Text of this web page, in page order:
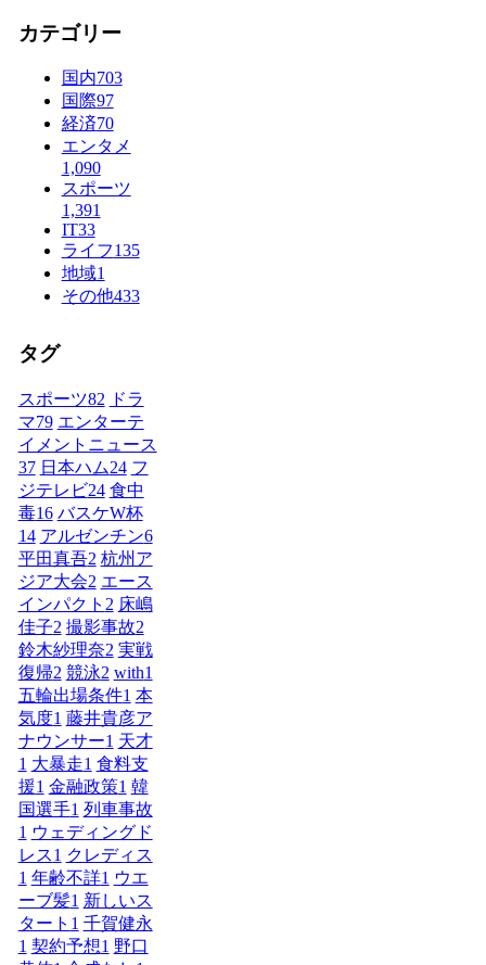
カテゴリー
国内703
国際97
経済70
エンタメ
1,090
スポーツ
1,391
IT33
ライフ135
地域1
その他433
タグ
スポーツ82 ドラ
マ79 エンターテ
イメントニュース
37 日本ハム24 フ
ジテレビ24 食中
毒16 バスケW杯
14 アルゼンチン6
平田真吾2 杭州ア
ジア大会2 エース
インパクト 2 床嶋
佳子2 撮影事故2
鈴木紗理奈2 実戦
復帰2 競泳2 with1
五輪出場条件1 本
気度1 藤井貴彦ア
ナウンサー1 天才
1 大暴走1 食料支
援1 金融政策1 韓
国選手1 列車事故
1 ウェディングド
レス1 クレディス
1 年齢不詳1 ウエ
ーブ髪1 新しいス
タート 1 千賀健永
1 契約予想1 野口